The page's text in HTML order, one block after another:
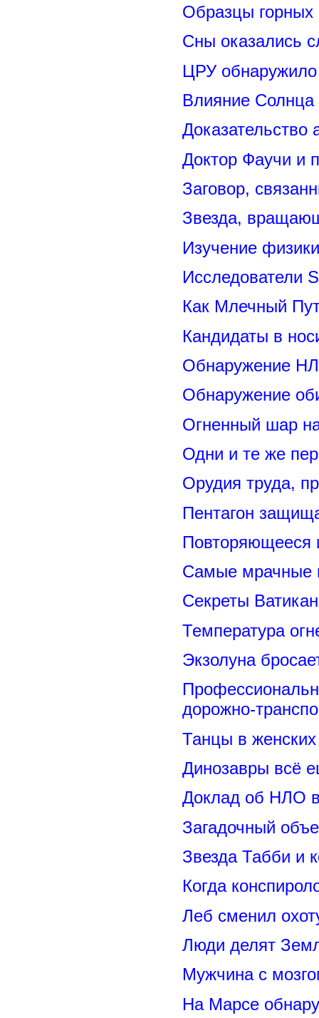
Образцы горных
Сны оказались
ЦРУ обнаружило
Влияние
Доказательство
Доктор Фаучи и
Заговор,
Звезда,
Изучение
Исследователи
Как Млечный
Кандидаты в
Обнаружение
Обнаружение
Огненный шар
Одни и те же
Орудия труда,
Пентагон
Повторяющееся
Самые мрачные
Секреты
Температура
Экзолуна
дорожно-
Танцы в женских
Динозавры всё
Доклад об НЛО
Загадочный
Звезда Табби и
Когда
Леб сменил
Люди делят
Мужчина с
На Марсе